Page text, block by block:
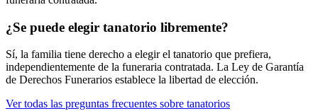
¿Se puede elegir tanatorio libremente?
Sí, la familia tiene derecho a elegir el tanatorio que prefiera,
independientemente de la funeraria contratada. La Ley de Garantía
de Derechos Funerarios establece la libertad de elección.
Ver todas las preguntas frecuentes sobre tanatorios